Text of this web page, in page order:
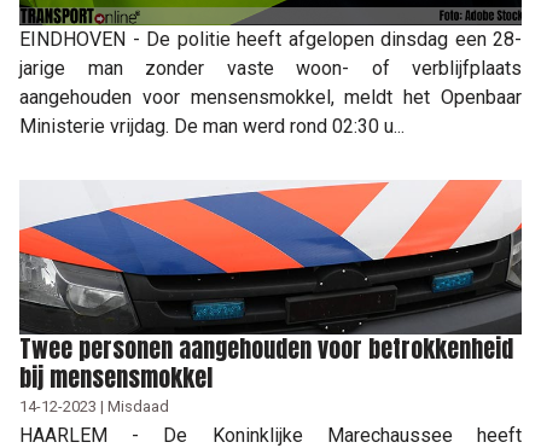
EINDHOVEN - De politie heeft afgelopen dinsdag een 28-
jarige man zonder vaste woon- of verblijfplaats
aangehouden voor mensensmokkel, meldt het Openbaar
Ministerie vrijdag. De man werd rond 02:30 u...
Twee personen aangehouden voor betrokkenheid
bij mensensmokkel
14-12-2023 | Misdaad
HAARLEM - De Koninklijke Marechaussee heeft